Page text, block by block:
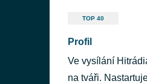
The
Pitbull
TOP 40
Profil
Ve vysílání
na tváři.